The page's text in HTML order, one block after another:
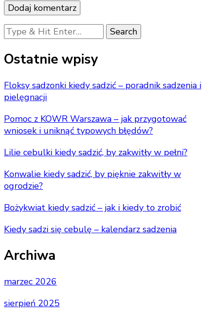
Looking
for
Something?
Ostatnie wpisy
Floksy sadzonki kiedy sadzić – poradnik sadzenia i
pielęgnacji
Pomoc z KOWR Warszawa – jak przygotować
wniosek i uniknąć typowych błędów?
Lilie cebulki kiedy sadzić, by zakwitły w pełni?
Konwalie kiedy sadzić, by pięknie zakwitły w
ogrodzie?
Bożykwiat kiedy sadzić – jak i kiedy to zrobić
Kiedy sadzi się cebulę – kalendarz sadzenia
Archiwa
marzec 2026
sierpień 2025